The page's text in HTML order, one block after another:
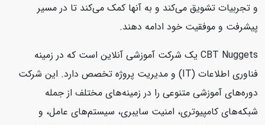
و تجربیات تشویق می‌کند و به آنها کمک می‌کند تا در مسیر
پیشرفت و موفقیت خود ادامه دهند.
CBT Nuggets یک شرکت آموزشی آنلاین است که در زمینه
فناوری اطلاعات (IT) و مدیریت پروژه تخصص دارد. این شرکت
دوره‌های آموزشی متنوعی را در زمینه‌های مختلف از جمله
شبکه‌های کامپیوتری، امنیت سایبری، سیستم‌های عامل، و